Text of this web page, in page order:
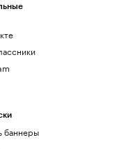
баннеры